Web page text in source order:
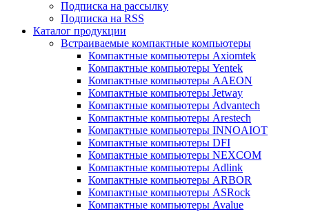
Подписка на рассылку
Подписка на RSS
Каталог продукции
Встраиваемые компактные компьютеры
Компактные компьютеры Axiomtek
Компактные компьютеры Yentek
Компактные компьютеры AAEON
Компактные компьютеры Jetway
Компактные компьютеры Advantech
Компактные компьютеры Arestech
Компактные компьютеры INNOAIOT
Компактные компьютеры DFI
Компактные компьютеры NEXCOM
Компактные компьютеры Adlink
Компактные компьютеры ARBOR
Компактные компьютеры ASRock
Компактные компьютеры Avalue